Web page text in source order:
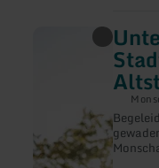
Stadtwächter
der
Altstadt